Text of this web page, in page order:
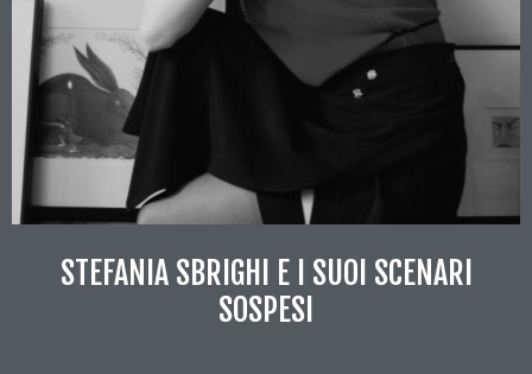
STEFANIA SBRIGHI E I SUOI SCENARI
SOSPESI